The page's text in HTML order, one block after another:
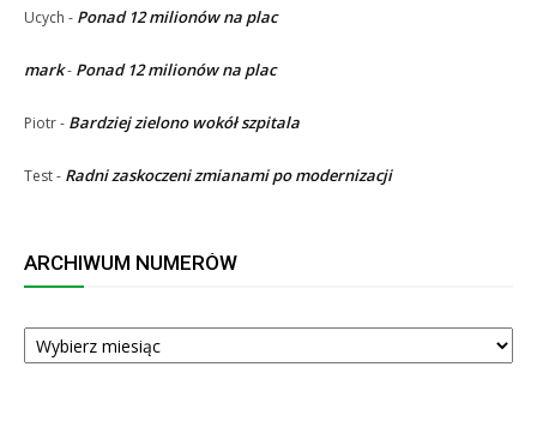
Ucych - Ponad 12 milionów na plac
mark- Ponad 12 milionów na plac
Piotr- Bardziej zielono wokół szpitala
Test- Radni zaskoczeni zmianami po modernizacji
ARCHIWUM NUMERÓW
ARCHIWUM
NUMERÓW